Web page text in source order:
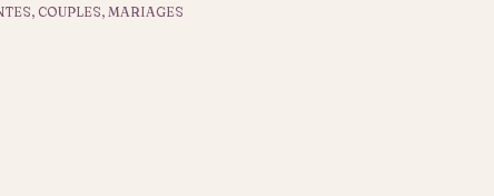
COUPLES, MARIAGES